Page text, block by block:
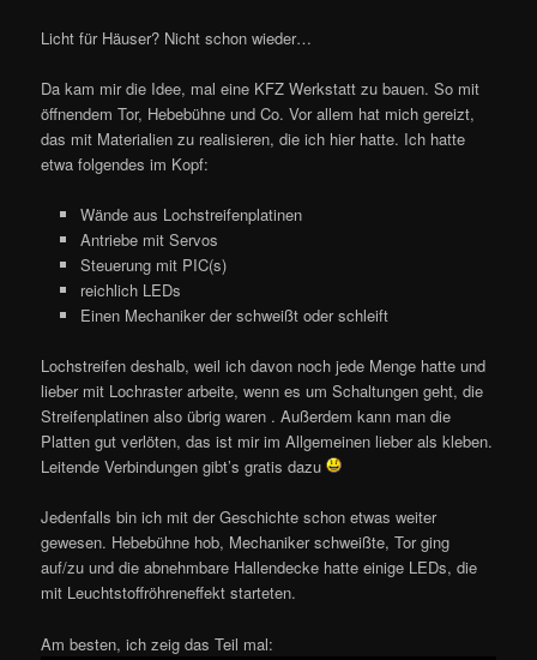
Licht für Häuser? Nicht schon wieder…
Da kam mir die Idee, mal eine KFZ Werkstatt zu bauen. So mit
öffnendem Tor, Hebebühne und Co. Vor allem hat mich gereizt,
das mit Materialien zu realisieren, die ich hier hatte. Ich hatte
etwa folgendes im Kopf:
Wände aus Lochstreifenplatinen
Antriebe mit Servos
Steuerung mit PIC(s)
reichlich LEDs
Einen Mechaniker der schweißt oder schleift
Lochstreifen deshalb, weil ich davon noch jede Menge hatte und
lieber mit Lochraster arbeite, wenn es um Schaltungen geht, die
Streifenplatinen also übrig waren . Außerdem kann man die
Platten gut verlöten, das ist mir im Allgemeinen lieber als kleben.
Leitende Verbindungen gibt’s gratis dazu
Jedenfalls bin ich mit der Geschichte schon etwas weiter
gewesen. Hebebühne hob, Mechaniker schweißte, Tor ging
auf/zu und die abnehmbare Hallendecke hatte einige LEDs, die
mit Leuchtstoffröhreneffekt starteten.
Am besten, ich zeig das Teil mal: